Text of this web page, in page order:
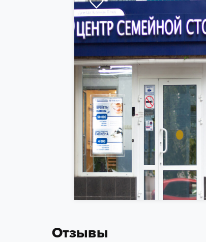
Отзывы